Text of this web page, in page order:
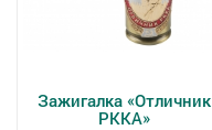
Зажигалка «Отличник
РККА»